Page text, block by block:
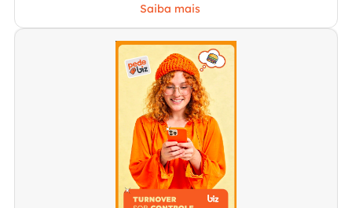
Saiba mais